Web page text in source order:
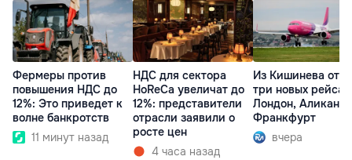
Фермеры против
повышения НДС до
12%: Это приведет к
волне банкротств
11 минут назад
НДС для сектора
HoReCa увеличат до
12%: представители
отрасли заявили о
росте цен
4 часа назад
Из Кишинева
три новых рейса
Лондон,
Франкфурт
вчера